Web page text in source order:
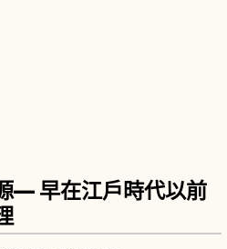
— 早在江戶時代以前